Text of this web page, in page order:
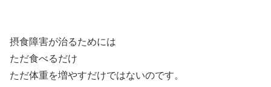
摂食障害が治るためには
ただ食べるだけ
ただ体重を増やすだけではないのです。